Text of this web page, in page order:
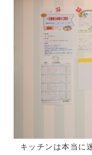
キッチンは本当に